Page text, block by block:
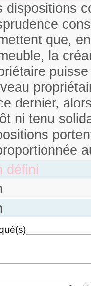
dispositions
que,
la
dernier,
ni tenu
défini